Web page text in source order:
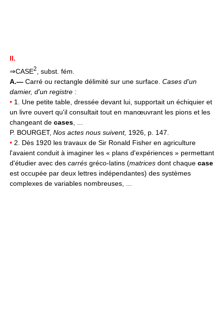
II.
⇒CASE2
, subst. fém.
A.— Carré ou rectangle délimité sur une surface. Cases d'un
damier, d'un registre :
• 1. Une petite table, dressée devant lui, supportait un échiquier et
un livre ouvert qu'il consultait tout en manœuvrant les pions et les
changeant de cases
P. BOURGET, Nos actes nous suivent, 1926, p. 147.
• 2. Dès 1920 les travaux de Sir Ronald Fisher en agriculture
l'avaient conduit à imaginer les « plans d'expériences » permettant
d'étudier avec des carrés gréco-latins (matrices dont chaque case
est occupée par deux lettres indépendantes) des systèmes
complexes de variables nombreuses, ...